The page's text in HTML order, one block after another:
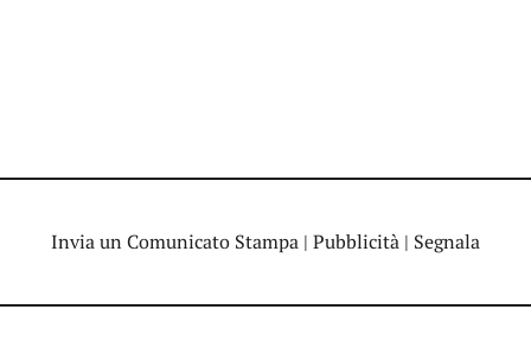
Invia un Comunicato Stampa | Pubblicità | Segnala